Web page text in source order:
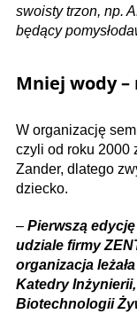
swoisty trzon, np.
będący
Mniej wody
W organizację
czyli od roku 2000
Zander, dlatego
dziecko.
– Pierwszą
udziale firmy
organizacja
Katedry
Biotechnologii